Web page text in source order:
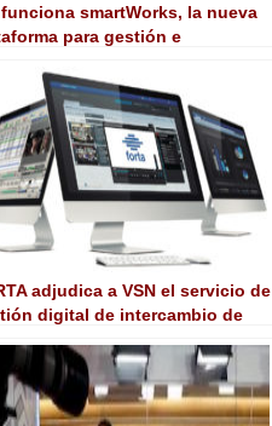
smartWorks, la nueva
para gestión e
en NAB
adjudica a VSN el servicio de
digital de intercambio de